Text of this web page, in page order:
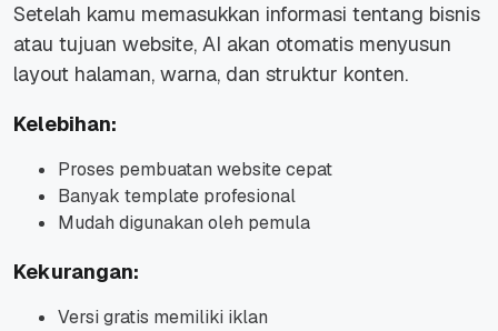
Setelah kamu memasukkan informasi tentang bisnis
atau tujuan website, AI akan otomatis menyusun
layout halaman, warna, dan struktur konten.
Kelebihan:
Proses pembuatan website cepat
Banyak template profesional
Mudah digunakan oleh pemula
Kekurangan:
Versi gratis memiliki iklan